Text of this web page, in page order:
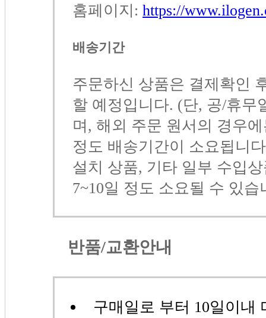
홈페이지: https://
배송기간
주문하신 상품은 결제확인
할 예정입니다. (단, 공/휴무
며, 해외 주문 원서의 경우
정도 배송기간이 소요됩니
설치 상품, 기타 일부 수입
7~10일 정도 소요될 수 있습
반품/교환안내
구매일로 부터 10일이내